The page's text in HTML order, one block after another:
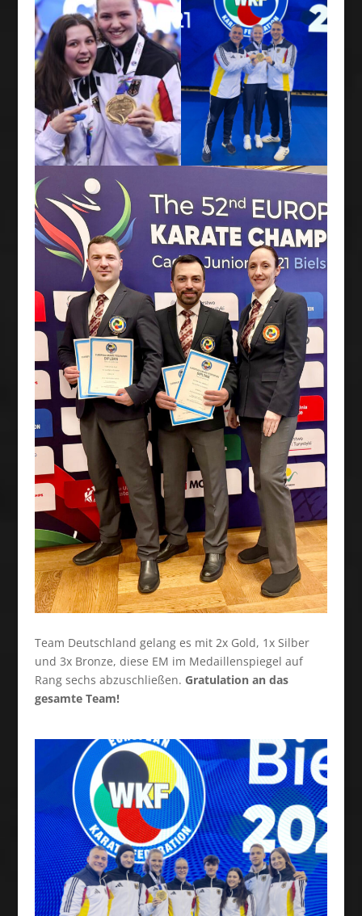
Team Deutschland gelang es mit 2x Gold, 1x Silber
und 3x Bronze, diese EM im Medaillenspiegel auf
Rang sechs abzuschließen. Gratulation an das
gesamte Team!